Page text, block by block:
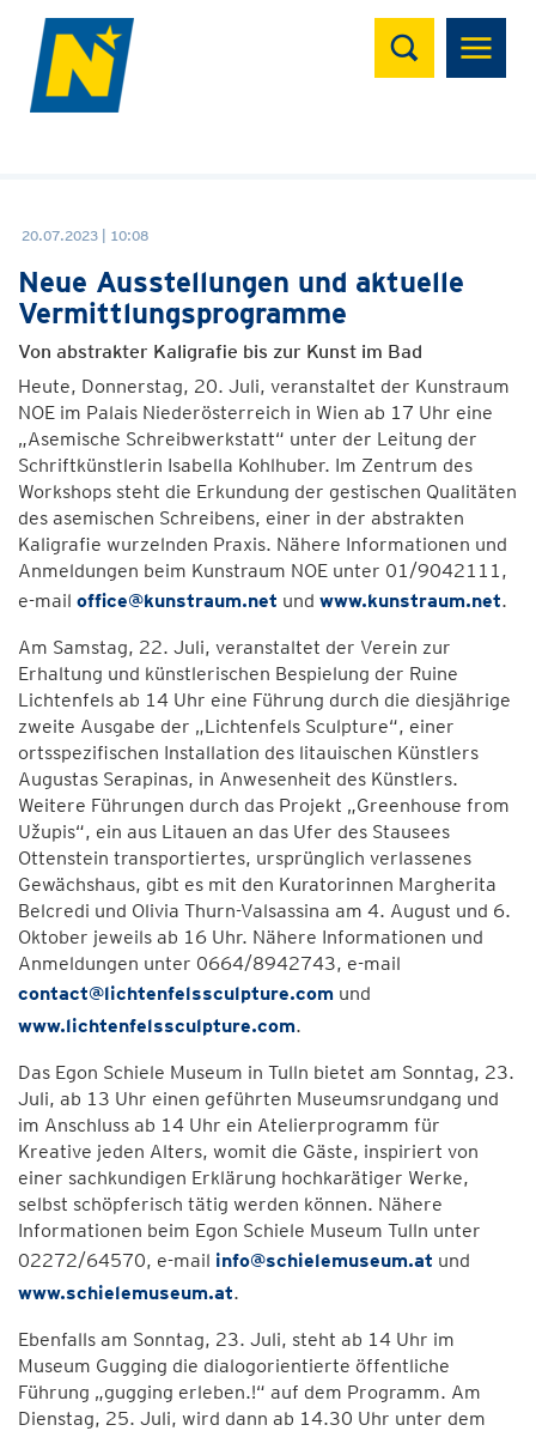
Suchen
20.07.2023 | 10:08
Neue Ausstellungen und aktuelle
Vermittlungsprogramme
Von abstrakter Kaligrafie bis zur Kunst im Bad
Heute, Donnerstag, 20. Juli, veranstaltet der Kunstraum
NOE im Palais Niederösterreich in Wien ab 17 Uhr eine
„Asemische Schreibwerkstatt“ unter der Leitung der
Schriftkünstlerin Isabella Kohlhuber. Im Zentrum des
Workshops steht die Erkundung der gestischen Qualitäten
des asemischen Schreibens, einer in der abstrakten
Kaligrafie wurzelnden Praxis. Nähere Informationen und
Anmeldungen beim Kunstraum NOE unter 01/9042111,
e-mail office@kunstraum.net und www.kunstraum.net.
Am Samstag, 22. Juli, veranstaltet der Verein zur
Erhaltung und künstlerischen Bespielung der Ruine
Lichtenfels ab 14 Uhr eine Führung durch die diesjährige
zweite Ausgabe der „Lichtenfels Sculpture“, einer
ortsspezifischen Installation des litauischen Künstlers
Augustas Serapinas, in Anwesenheit des Künstlers.
Weitere Führungen durch das Projekt „Greenhouse from
Užupis“, ein aus Litauen an das Ufer des Stausees
Ottenstein transportiertes, ursprünglich verlassenes
Gewächshaus, gibt es mit den Kuratorinnen Margherita
Belcredi und Olivia Thurn-Valsassina am 4. August und 6.
Oktober jeweils ab 16 Uhr. Nähere Informationen und
Anmeldungen unter 0664/8942743, e-mail
contact@lichtenfelssculpture.com und
www.lichtenfelssculpture.com.
Das Egon Schiele Museum in Tulln bietet am Sonntag, 23.
Juli, ab 13 Uhr einen geführten Museumsrundgang und
im Anschluss ab 14 Uhr ein Atelierprogramm für
Kreative jeden Alters, womit die Gäste, inspiriert von
einer sachkundigen Erklärung hochkarätiger Werke,
selbst schöpferisch tätig werden können. Nähere
Informationen beim Egon Schiele Museum Tulln unter
02272/64570, e-mail info@schielemuseum.at und
www.schielemuseum.at.
Ebenfalls am Sonntag, 23. Juli, steht ab 14 Uhr im
Museum Gugging die dialogorientierte öffentliche
Führung „gugging erleben.!“ auf dem Programm. Am
Dienstag, 25. Juli, wird dann ab 14.30 Uhr unter dem